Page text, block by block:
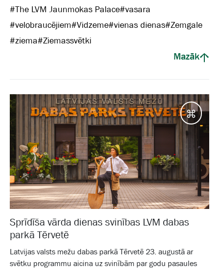
#The LVM Jaunmokas Palace#vasara
#velobraucējiem#Vidzeme#vienas dienas#Zemgale
#ziema#Ziemassvētki
Mazāk
Sprīdīša vārda dienas svinības LVM dabas
parkā Tērvetē
Latvijas valsts mežu dabas parkā Tērvetē 23. augustā ar
svētku programmu aicina uz svinībām par godu pasaules